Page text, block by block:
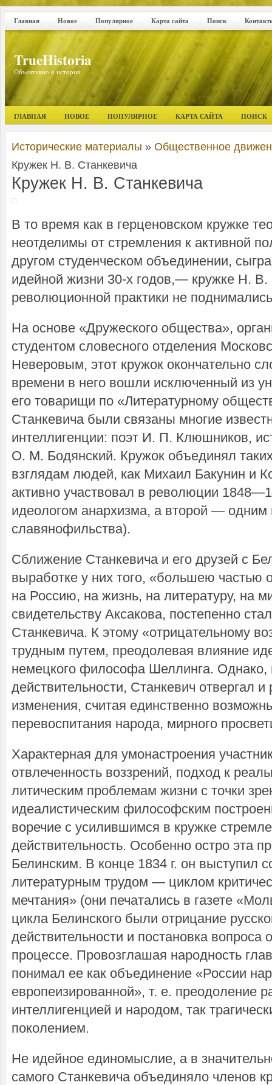
Главная Новое Популярное Карта сайта Поиск
TrueHistoria
Объективно о истории
ГЛАВНАЯ НОВОЕ ПОПУЛЯРНОЕ КАРТА САЙТА ПОИСК
Исторические материалы » Общественное
Кружек Н. В. Станкевича
Кружек Н. В. Станкевича
В то время как в герценовском кружке
неотделимы от стремления к активной
другом студенческом объединении,
идейной жизни 30-х годов,— кружке Н.
революционной практики не
На основе «Дружеского общества»,
студентом словесного отделения
Неверовым, этот кружок окончательно
времени в него вошли исключенный из
его товарищи по «Литературному
Станкевича были связаны многие
интеллигенции: поэт И. П. Клюшников,
О. М. Бодянский. Кружок объединял
взглядам людей, как Михаил Бакунин и
активно участвовал в революции
идеологом анархизма, а второй — одним
славянофильства).
Сближение Станкевича и его друзей с
выработке у них того, «большею частью
на Россию, на жизнь, на литературу, на
свидетельству Аксакова, постепенно
Станкевича. К этому «отрицательному
трудным путем, преодолевая влия­ние
немецкого философа Шеллинга. Однако,
действительности, Станкевич отвергал
изменения, считая единствен­но
перевоспитания народа, мир­ного
Характерная для умонастроения
отвлеченность воззрений, подход к
литическим проблемам жизни с точки
идеалистическим философским
воречие с усилившимся в кружке
действительность. Особенно остро эта
Белинским. В конце 1834 г. он выступил
литературным трудом — циклом
мечтания» (они печатались в газете
цикла Белинского были отрицание
действительности и постановка вопроса
процессе. Провозглашая народность
понимал ее как объединение «России
европеизированной», т. е. преодо­ление
интеллигенцией и народом, так
поколением.
Не идейное единомыслие, а в
самого Станкевича объединяло членов